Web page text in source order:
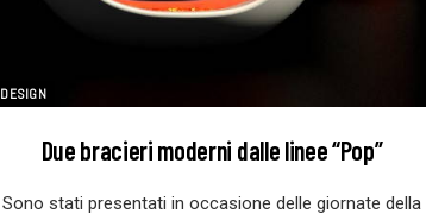
DESIGN
Due bracieri moderni dalle linee “Pop”
Sono stati presentati in occasione delle giornate della